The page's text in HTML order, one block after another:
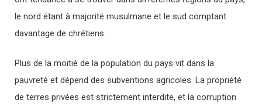
le nord étant à majorité musulmane et le sud comptant
davantage de chrétiens.
Plus de la moitié de la population du pays vit dans la
pauvreté et dépend des subventions agricoles. La propriété
de terres privées est strictement interdite, et la corruption